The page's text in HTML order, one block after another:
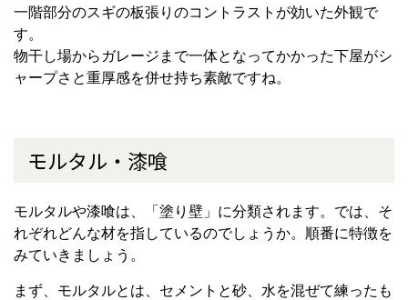
一階部分のスギの板張りのコントラストが効いた外観で
す。
物干し場からガレージまで一体となってかかった下屋がシ
ャープさと重厚感を併せ持ち素敵ですね。
モルタル・漆喰
モルタルや漆喰は、「塗り壁」に分類されます。では、そ
れぞれどんな材を指しているのでしょうか。順番に特徴を
みていきましょう。
まず、モルタルとは、セメントと砂、水を混ぜて練ったも